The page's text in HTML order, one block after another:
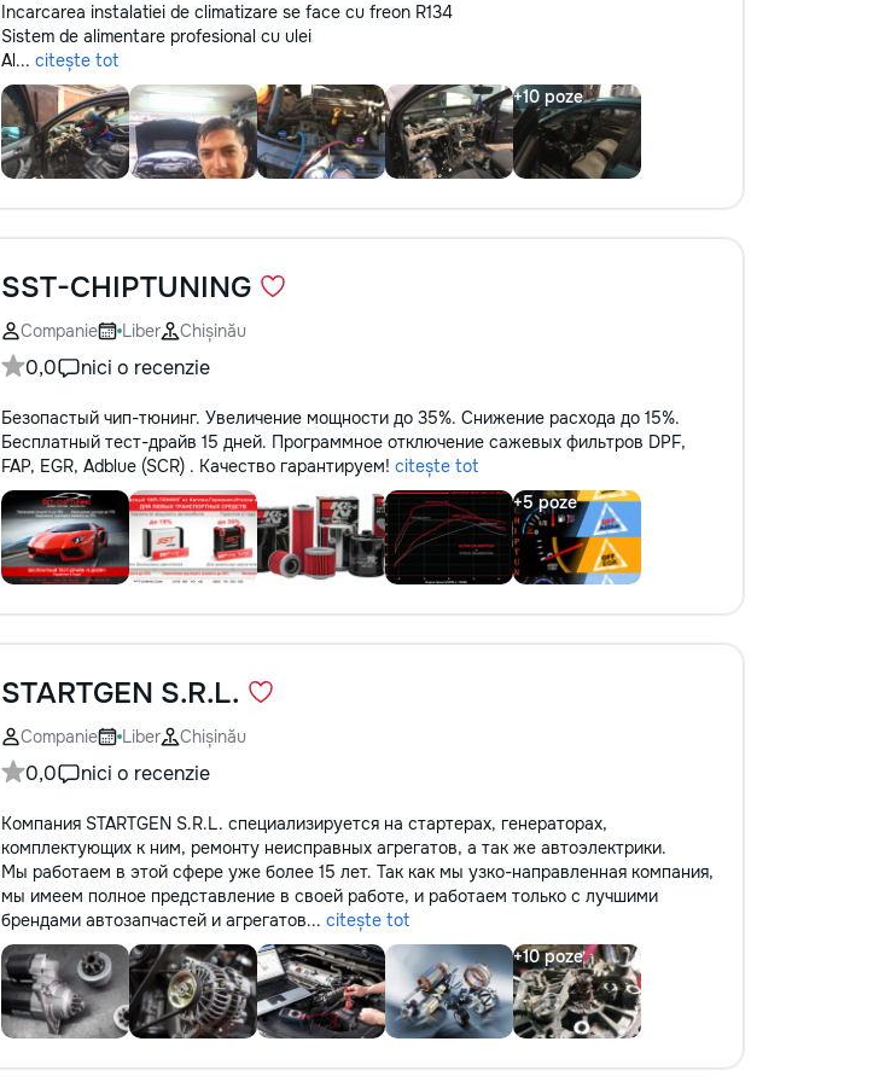
Incarcarea instalatiei de climatizare se face cu freon R134
Sistem de alimentare profesional cu ulei
Al... citește tot
SST-CHIPTUNING
Companie Liber Chișinău
0,0 nici o recenzie
Безопастый чип-тюнинг. Увеличение мощности до 35%. Снижение расхода до 15%.
Бесплатный тест-драйв 15 дней. Программное отключение сажевых фильтров DPF,
FAP, EGR, Adblue (SCR) . Качество гарантируем! citește tot
STARTGEN S.R.L.
Companie Liber Chișinău
0,0 nici o recenzie
Компания STARTGEN S.R.L. специализируется на стартерах, генераторах,
комплектующих к ним, ремонту неисправных агрегатов, а так же автоэлектрики.
Мы работаем в этой сфере уже более 15 лет. Так как мы узко-направленная компания,
мы имеем полное представление в своей работе, и работаем только с лучшими
брендами автозапчастей и агрегатов... citește tot